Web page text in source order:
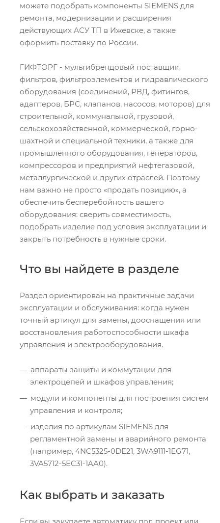
можете подобрать компоненты SIEMENS для
ремонта, модернизации и расширения
действующих АСУ ТП в Ижевске, а также
оформить поставку по России.
ГИФТОРГ - мультибрендовый поставщик
фильтров, фильтроэлементов и гидравлического
оборудования (соединений, РВД, фитингов,
адаптеров, БРС, клапанов, насосов, моторов) для
строительной, коммунальной, грузовой,
сельскохозяйственной, коммерческой, горно-
шахтной и специальной техники, а также для
промышленного оборудования, генераторов,
компрессоров и предприятий нефтегазовой,
металлургической и других отраслей. Поэтому
нам важно не просто «продать позицию», а
обеспечить бесперебойность вашего
оборудования: сверить совместимость,
подобрать изделие под условия эксплуатации и
закрыть потребность в нужные сроки.
Что вы найдете в разделе
Раздел ориентирован на практичные задачи
эксплуатации и обслуживания: когда нужен
точный артикул для замены, дооснащения или
восстановления работоспособности шкафа
управления и электрооборудования.
аппараты защиты и коммутации для
электроцепей и шкафов управления;
модули и компоненты для построения систем
управления и контроля;
изделия по артикулам SIEMENS для
регламентной замены и аварийного ремонта
(например, 4NC5325-0DE21, 3WA9111-1EG71,
3VA5712-5EC31-1AA0).
Как выбрать и заказать
Если вы закупаете автоматику под проект или